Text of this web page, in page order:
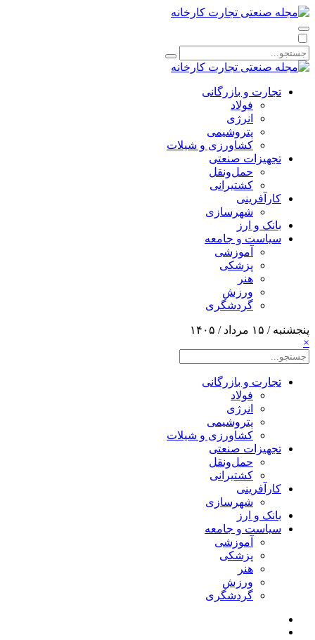
تجارت و بازرگانی
فولاد
انرژی
پتروشیمی
کشاورزی و شیلات
تجهیزات صنعتی
حمل‌و‌نقل
کشتیرانی
کارآفرینی
شهرسازی
بانک و ارز
سیاست و جامعه
آموزشی
پزشکی
هنر
ورزش
گردشگری
پنجشنبه / ۱۵ مرداد / ۱۴۰۵
×
تجارت و بازرگانی
فولاد
انرژی
پتروشیمی
کشاورزی و شیلات
تجهیزات صنعتی
حمل‌و‌نقل
کشتیرانی
کارآفرینی
شهرسازی
بانک و ارز
سیاست و جامعه
آموزشی
پزشکی
هنر
ورزش
گردشگری